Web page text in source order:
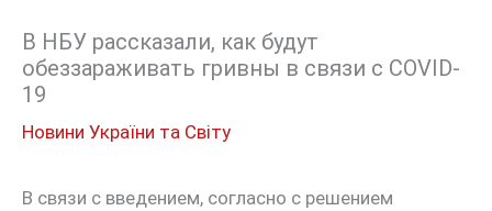
В НБУ рассказали, как будут
обеззараживать гривны в связи с COVID-
19
Новини України та Світу
В связи с введением, согласно с решением